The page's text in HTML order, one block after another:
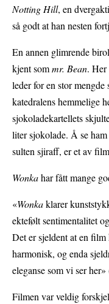
NottingHill, en
så godt at han nesten
En annen glimrende
kjent sommr. Bean.
leder for en stor
katedralens hemmelige
sjokoladekartellets
liter sjokolade. Å se
sulten sjiraff, er et av
Wonkahar fått mange
«Wonkaklarer
ektefølt sentimentalitet
Det er sjeldent at en film
harmonisk, og enda
eleganse som vi ser
Filmen var veldig